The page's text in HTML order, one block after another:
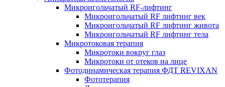
Микроигольчатый RF-лифтинг
Микроигольчатый RF лифтинг век
Микроигольчатый RF лифтинг живота
Микроигольчатый RF лифтинг тела
Микротоковая терапия
Микротоки вокруг глаз
Микротоки от отеков на лице
Фотодинамическая терапия ФДТ REVIXAN
Фототерапия